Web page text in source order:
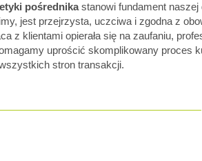
pośrednikastanowi fundament naszej
jest przejrzysta, uczciwa i zgodna z
z klientami opierała się na zaufaniu,
uprościć skomplikowany proces
stron transakcji.